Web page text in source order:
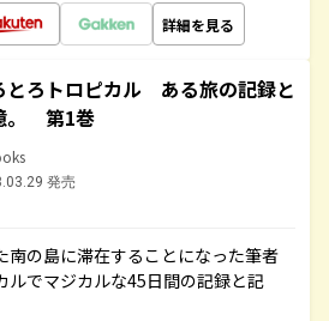
詳細を見る
とろトロピカル ある旅の記録と
。 第1巻
発売
南の島に滞在することになった筆者
ルでマジカルな45日間の記録と記